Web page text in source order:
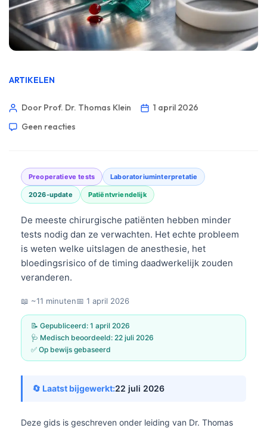
ARTIKELEN
Door Prof. Dr. Thomas Klein
1 april 2026
Geen reacties
Preoperatieve tests Laboratoriuminterpretatie
2026-update Patiëntvriendelijk
De meeste chirurgische patiënten hebben minder
tests nodig dan ze verwachten. Het echte probleem
is weten welke uitslagen de anesthesie, het
bloedingsrisico of de timing daadwerkelijk zouden
veranderen.
📖 ~11 minuten📅 1 april 2026
📝 Gepubliceerd: 1 april 2026
🩺 Medisch beoordeeld: 22 juli 2026
✅ Op bewijs gebaseerd
🔄 Laatst bijgewerkt:22 juli 2026
Deze gids is geschreven onder leiding van Dr. Thomas